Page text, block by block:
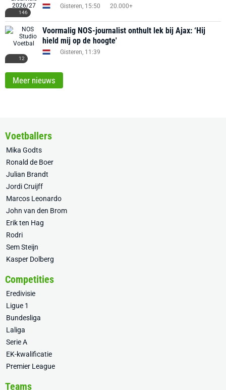
146
Gisteren, 15:50 20.000+
12
Voormalig NOS-journalist onthult lek bij Ajax: ‘Hij
hield mij op de hoogte'
Gisteren, 11:39
Meer nieuws
Voetballers
Mika Godts
Ronald de Boer
Julian Brandt
Jordi Cruijff
Marcos Leonardo
John van den Brom
Erik ten Hag
Rodri
Sem Steijn
Kasper Dolberg
Competities
Eredivisie
Ligue 1
Bundesliga
Laliga
Serie A
EK-kwalificatie
Premier League
Teams